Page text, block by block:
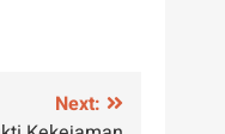
Next: